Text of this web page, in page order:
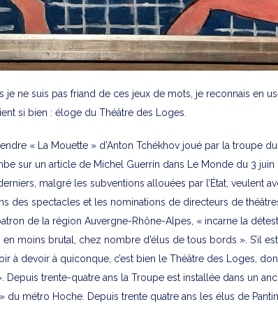
je ne suis pas friand de ces jeux de mots, je reconnais en
si bien : éloge du Théâtre des Loges.
« La Mouette » d’Anton Tchékhov joué par la troupe
sur un article de Michel Guerrin dans Le Monde du 3
malgré les subventions allouées par l’État, veulent
des spectacles et les nominations de directeurs de
de la région Auvergne-Rhône-Alpes, « incarne la
en moins brutal, chez nombre d’élus de tous bords ». S’il
à devoir à quiconque, c’est bien le Théâtre des Loges,
Depuis trente-quatre ans la Troupe est installée dans un
du métro Hoche. Depuis trente quatre ans les élus de